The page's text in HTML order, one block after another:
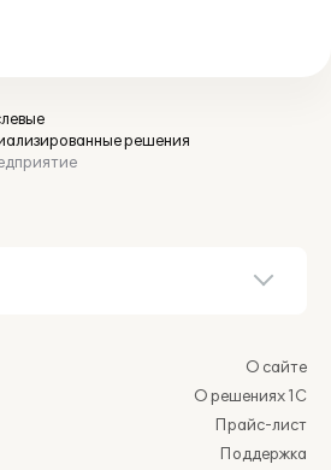
решения
О сайте
О решениях 1С
Прайс-лист
Поддержка